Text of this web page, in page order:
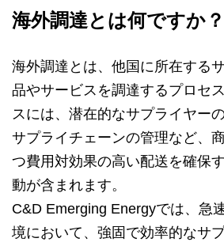
海外調達とは何ですか？
海外調達とは、他国に所在する
品やサービスを調達するプロセ
スには、潜在的なサプライヤー
サプライチェーンの管理など、
つ費用対効果の高い配送を確保
動が含まれます。
C&D Emerging Energyでは、急
境において、強固で効率的なサ